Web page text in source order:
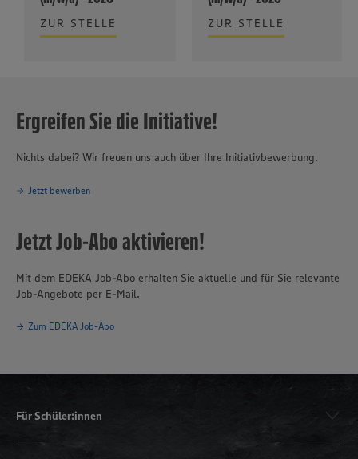
ZUR STELLE ZUR STELLE
Ergreifen Sie die Initiative!
Nichts dabei? Wir freuen uns auch über Ihre Initiativbewerbung.
Jetzt bewerben
Jetzt Job-Abo aktivieren!
Mit dem EDEKA Job-Abo erhalten Sie aktuelle und für Sie relevante
Job-Angebote per E-Mail.
Zum EDEKA Job-Abo
Für Schüler:innen